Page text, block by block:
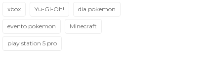
xbox Yu-Gi-Oh! dia pokemon
evento pokemon Minecraft
play station 5 pro